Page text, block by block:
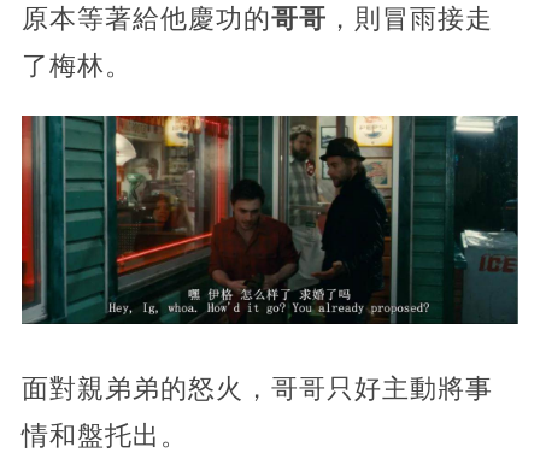
原本等著給他慶功的哥哥 ，則冒雨接走
了梅林。
面對親弟弟的怒火，哥哥只好主動將事
情和盤托出。